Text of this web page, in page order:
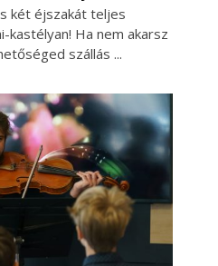
két éjszakát teljes
kastélyan! Ha nem akarsz
szállás